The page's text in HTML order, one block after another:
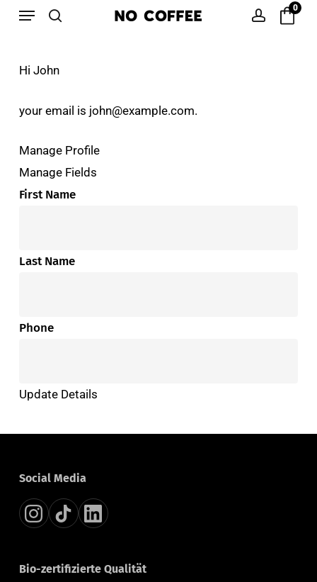
Skip
content
0
Menu
Hi John
your email is john@example.com.
Manage Profile
Manage Fields
First Name
Last Name
Phone
Update Details
Social Media
Bio-zertifizierte Qualität